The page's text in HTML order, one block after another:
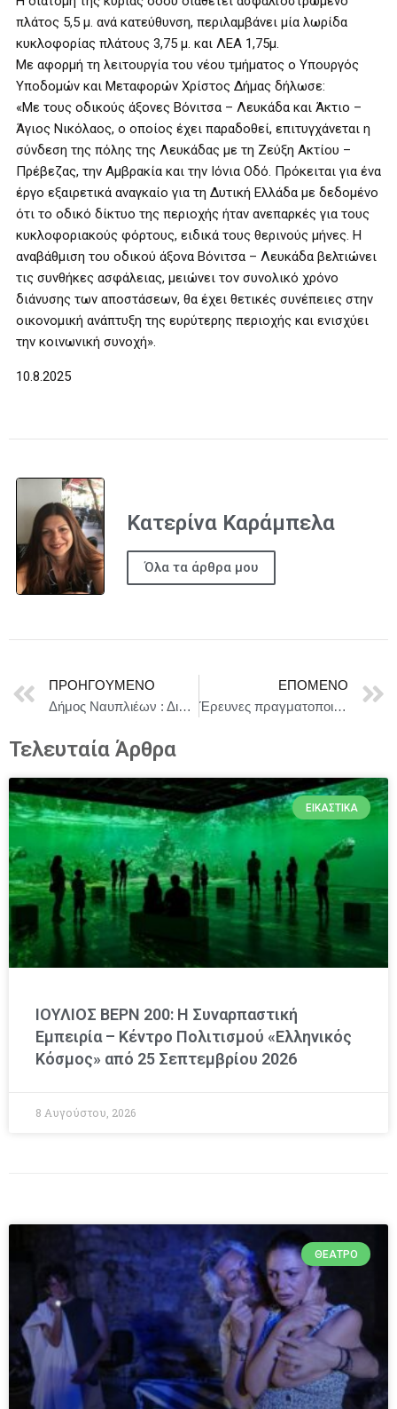
πλάτος 5,5 μ. ανά κατεύθυνση, περιλαμβάνει μία λωρίδα
κυκλοφορίας πλάτους 3,75 μ. και ΛΕΑ 1,75μ.
Με αφορμή τη λειτουργία του νέου τμήματος ο Υπουργός
Υποδομών και Μεταφορών Χρίστος Δήμας δήλωσε:
«Με τους οδικούς άξονες Βόνιτσα – Λευκάδα και Άκτιο –
Άγιος Νικόλαος, ο οποίος έχει παραδοθεί, επιτυγχάνεται η
σύνδεση της πόλης της Λευκάδας με τη Ζεύξη Ακτίου –
Πρέβεζας, την Αμβρακία και την Ιόνια Οδό. Πρόκειται για ένα
έργο εξαιρετικά αναγκαίο για τη Δυτική Ελλάδα με δεδομένο
ότι το οδικό δίκτυο της περιοχής ήταν ανεπαρκές για τους
κυκλοφοριακούς φόρτους, ειδικά τους θερινούς μήνες. Η
αναβάθμιση του οδικού άξονα Βόνιτσα – Λευκάδα βελτιώνει
τις συνθήκες ασφάλειας, μειώνει τον συνολικό χρόνο
διάνυσης των αποστάσεων, θα έχει θετικές συνέπειες στην
οικονομική ανάπτυξη της ευρύτερης περιοχής και ενισχύει
την κοινωνική συνοχή».
10.8.2025
Κατερίνα Καράμπελα
Όλα τα άρθρα μου
ΠΡΟΗΓΟΎΜΕΝΟ
Δήμος Ναυπλιέων : Διακοπή λειτουργίας κολυμβητηρίου Ναυπλίου
ΕΠΌΜΕΝΟ
Έρευνες πραγματοποιήθηκαν στο Κατάστημα Κράτησης Χανίων ΄΄ΚΡΗΤΗ 1΄΄.
Τελευταία Άρθρα
ΕΙΚΑΣΤΙΚΆ
ΙΟΥΛΙΟΣ ΒΕΡΝ 200: Η Συναρπαστική
Εμπειρία – Κέντρο Πολιτισμού «Ελληνικός
Κόσμος» από 25 Σεπτεμβρίου 2026
8 Αυγούστου, 2026
ΘΈΑΤΡΟ